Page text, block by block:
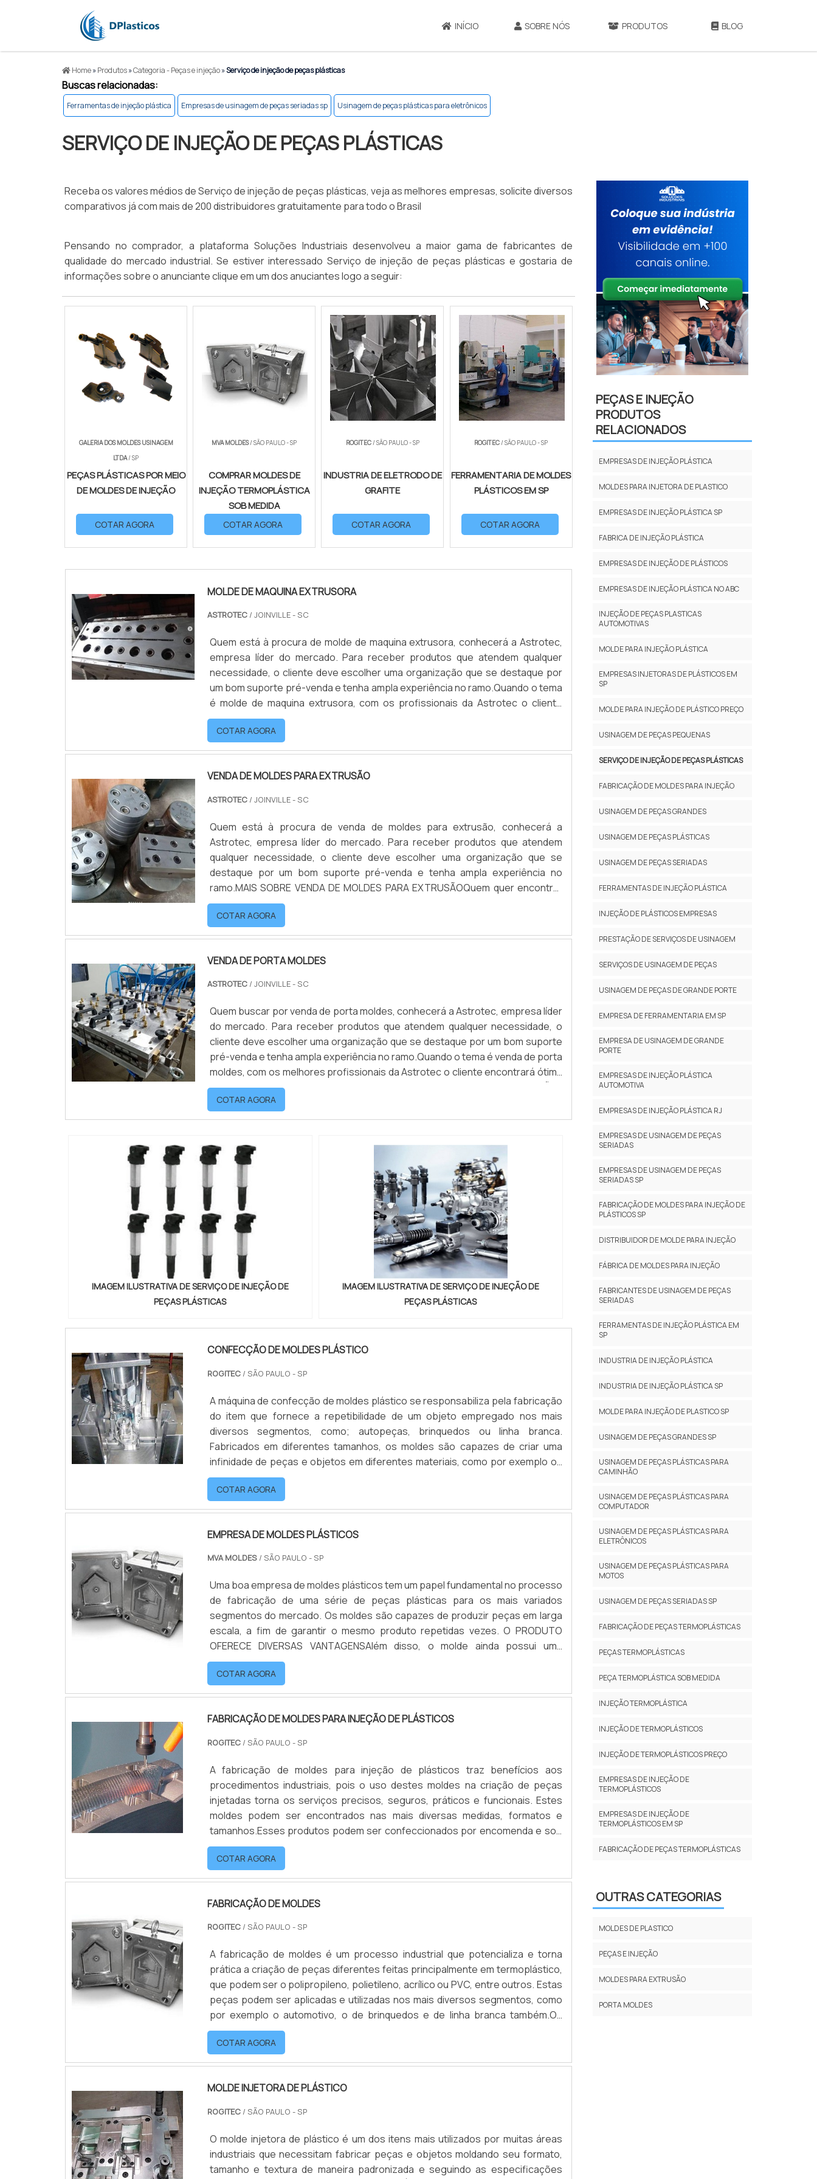
INÍCIO SOBRE NÓS PRODUTOS BLOG
Home»Produtos»Categoria - Peças e injeção»Serviço de injeção de peças plásticas
Buscas relacionadas:
Ferramentas de injeção plástica Empresas de usinagem de peças seriadas sp Usinagem de peças plásticas para eletrônicos
SERVIÇO DE INJEÇÃO DE PEÇAS PLÁSTICAS
Receba os valores médios de Serviço de injeção de peças plásticas, veja as melhores empresas, solicite diversos
comparativos já com mais de 200 distribuidores gratuitamente para todo o Brasil
Pensando no comprador, a plataforma Soluções Industriais desenvolveu a maior gama de fabricantes de
qualidade do mercado industrial. Se estiver interessado Serviço de injeção de peças plásticas e gostaria de
informações sobre o anunciante clique em um dos anuciantes logo a seguir:
GALERIA DOS MOLDES USINAGEM
LTDA/ SP
PEÇAS PLÁSTICAS POR MEIO
DE MOLDES DE INJEÇÃO
COTAR AGORA
MVA MOLDES/ SÃO PAULO - SP
COMPRAR MOLDES DE
INJEÇÃO TERMOPLÁSTICA
SOB MEDIDA
COTAR AGORA
ROGITEC/ SÃO PAULO - SP
INDUSTRIA DE ELETRODO DE
GRAFITE
COTAR AGORA
ROGITEC/ SÃO PAULO - SP
FERRAMENTARIA DE MOLDES
PLÁSTICOS EM SP
COTAR AGORA
MOLDE DE MAQUINA EXTRUSORA
ASTROTEC / JOINVILLE - SC
Quem está à procura de molde de maquina extrusora, conhecerá a Astrotec,
empresa líder do mercado. Para receber produtos que atendem qualquer
necessidade, o cliente deve escolher uma organização que se destaque por
um bom suporte pré-venda e tenha ampla experiência no ramo.Quando o tema
é molde de maquina extrusora, com os profissionais da Astrotec o cliente
encontrará proteção e suporte personalizado via WhatsApp.MAIS
INFORMAÇÕES SOBRE...
COTAR AGORA
VENDA DE MOLDES PARA EXTRUSÃO
ASTROTEC / JOINVILLE - SC
Quem está à procura de venda de moldes para extrusão, conhecerá a
Astrotec, empresa líder do mercado. Para receber produtos que atendem
qualquer necessidade, o cliente deve escolher uma organização que se
destaque por um bom suporte pré-venda e tenha ampla experiência no
ramo.MAIS SOBRE VENDA DE MOLDES PARA EXTRUSÃOQuem quer encontrar
venda de moldes para extrusão em uma empresa responsável, descobre a
Astrotec. É possível encontrar mol...
COTAR AGORA
VENDA DE PORTA MOLDES
ASTROTEC / JOINVILLE - SC
Quem buscar por venda de porta moldes, conhecerá a Astrotec, empresa líder
do mercado. Para receber produtos que atendem qualquer necessidade, o
cliente deve escolher uma organização que se destaque por um bom suporte
pré-venda e tenha ampla experiência no ramo.Quando o tema é venda de porta
moldes, com os melhores profissionais da Astrotec o cliente encontrará ótima
qualidade e comprometimento com o resultado final.OUTRAS INFORMAÇÕES
S...
COTAR AGORA
IMAGEM ILUSTRATIVA DE SERVIÇO DE INJEÇÃO DE
PEÇAS PLÁSTICAS
IMAGEM ILUSTRATIVA DE SERVIÇO DE INJEÇÃO DE
PEÇAS PLÁSTICAS
CONFECÇÃO DE MOLDES PLÁSTICO
ROGITEC/ SÃO PAULO - SP
A máquina de confecção de moldes plástico se responsabiliza pela fabricação
do item que fornece a repetibilidade de um objeto empregado nos mais
diversos segmentos, como; autopeças, brinquedos ou linha branca.
Fabricados em diferentes tamanhos, os moldes são capazes de criar uma
infinidade de peças e objetos em diferentes materiais, como por exemplo os
termoplásticos.Requisitos da utilização da máquina Logística ágil; Preços
justos; Certificado normativo de fabricação; Disponibilidade de demanda.
COTAR AGORA
EMPRESA DE MOLDES PLÁSTICOS
MVA MOLDES/ SÃO PAULO - SP
Uma boa empresa de moldes plásticos tem um papel fundamental no processo
de fabricação de uma série de peças plásticas para os mais variados
segmentos do mercado. Os moldes são capazes de produzir peças em larga
escala, a fim de garantir o mesmo produto repetidas vezes. O PRODUTO
OFERECE DIVERSAS VANTAGENSAlém disso, o molde ainda possui uma
estrutura que permite a construção de uma ou várias cavidades, o que pode
definir a quantidade de peças por hora, associado ao tempo de ciclo. O molde
de in.
COTAR AGORA
FABRICAÇÃO DE MOLDES PARA INJEÇÃO DE PLÁSTICOS
ROGITEC/ SÃO PAULO - SP
A fabricação de moldes para injeção de plásticos traz benefícios aos
procedimentos industriais, pois o uso destes moldes na criação de peças
injetadas torna os serviços precisos, seguros, práticos e funcionais. Estes
moldes podem ser encontrados nas mais diversas medidas, formatos e
tamanhos.Esses produtos podem ser confeccionados por encomenda e sob
medida de acordo com as especificações técnicas exigidas para cada cliente e
situação. A fabricação de moldes deve ser feita por profissionais qual.
COTAR AGORA
FABRICAÇÃO DE MOLDES
ROGITEC/ SÃO PAULO - SP
A fabricação de moldes é um processo industrial que potencializa e torna
prática a criação de peças diferentes feitas principalmente em termoplástico,
que podem ser o polipropileno, polietileno, acrílico ou PVC, entre outros. Estas
peças podem ser aplicadas e utilizadas nos mais diversos segmentos, como
por exemplo o automotivo, o de brinquedos e de linha branca também.Os
moldes são importantes por interferir diretamente na qualidade do produto
final, por isso a fabricação de molde deve ser feit.
COTAR AGORA
MOLDE INJETORA DE PLÁSTICO
ROGITEC/ SÃO PAULO - SP
O molde injetora de plástico é um dos itens mais utilizados por muitas áreas
industriais que necessitam fabricar peças e objetos moldando seu formato,
tamanho e textura de maneira padronizada e seguindo as especificações
PEÇAS E INJEÇÃO
PRODUTOS
RELACIONADOS
EMPRESAS DE INJEÇÃO PLÁSTICA
MOLDES PARA INJETORA DE PLASTICO
EMPRESAS DE INJEÇÃO PLÁSTICA SP
FABRICA DE INJEÇÃO PLÁSTICA
EMPRESAS DE INJEÇÃO DE PLÁSTICOS
EMPRESAS DE INJEÇÃO PLÁSTICA NO ABC
INJEÇÃO DE PEÇAS PLASTICAS
AUTOMOTIVAS
MOLDE PARA INJEÇÃO PLÁSTICA
EMPRESAS INJETORAS DE PLÁSTICOS EM
SP
MOLDE PARA INJEÇÃO DE PLÁSTICO PREÇO
USINAGEM DE PEÇAS PEQUENAS
SERVIÇO DE INJEÇÃO DE PEÇAS PLÁSTICAS
FABRICAÇÃO DE MOLDES PARA INJEÇÃO
USINAGEM DE PEÇAS GRANDES
USINAGEM DE PEÇAS PLÁSTICAS
USINAGEM DE PEÇAS SERIADAS
FERRAMENTAS DE INJEÇÃO PLÁSTICA
INJEÇÃO DE PLÁSTICOS EMPRESAS
PRESTAÇÃO DE SERVIÇOS DE USINAGEM
SERVIÇOS DE USINAGEM DE PEÇAS
USINAGEM DE PEÇAS DE GRANDE PORTE
EMPRESA DE FERRAMENTARIA EM SP
EMPRESA DE USINAGEM DE GRANDE
PORTE
EMPRESAS DE INJEÇÃO PLÁSTICA
AUTOMOTIVA
EMPRESAS DE INJEÇÃO PLÁSTICA RJ
EMPRESAS DE USINAGEM DE PEÇAS
SERIADAS
EMPRESAS DE USINAGEM DE PEÇAS
SERIADAS SP
FABRICAÇÃO DE MOLDES PARA INJEÇÃO DE
PLÁSTICOS SP
DISTRIBUIDOR DE MOLDE PARA INJEÇÃO
FÁBRICA DE MOLDES PARA INJEÇÃO
FABRICANTES DE USINAGEM DE PEÇAS
SERIADAS
FERRAMENTAS DE INJEÇÃO PLÁSTICA EM
SP
INDUSTRIA DE INJEÇÃO PLÁSTICA
INDUSTRIA DE INJEÇÃO PLÁSTICA SP
MOLDE PARA INJEÇÃO DE PLASTICO SP
USINAGEM DE PEÇAS GRANDES SP
USINAGEM DE PEÇAS PLÁSTICAS PARA
CAMINHÃO
USINAGEM DE PEÇAS PLÁSTICAS PARA
COMPUTADOR
USINAGEM DE PEÇAS PLÁSTICAS PARA
ELETRÔNICOS
USINAGEM DE PEÇAS PLÁSTICAS PARA
MOTOS
USINAGEM DE PEÇAS SERIADAS SP
FABRICAÇÃO DE PEÇAS TERMOPLÁSTICAS
PEÇAS TERMOPLÁSTICAS
PEÇA TERMOPLÁSTICA SOB MEDIDA
INJEÇÃO TERMOPLÁSTICA
INJEÇÃO DE TERMOPLÁSTICOS
INJEÇÃO DE TERMOPLÁSTICOS PREÇO
EMPRESAS DE INJEÇÃO DE
TERMOPLÁSTICOS
EMPRESAS DE INJEÇÃO DE
TERMOPLÁSTICOS EM SP
FABRICAÇÃO DE PEÇAS TERMOPLÁSTICAS
OUTRAS CATEGORIAS
MOLDES DE PLASTICO
PEÇAS E INJEÇÃO
MOLDES PARA EXTRUSÃO
PORTA MOLDES